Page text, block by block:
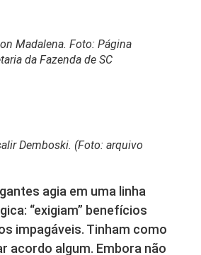
Madalena. Foto: Página
da Fazenda de SC
Demboski. (Foto: arquivo
agia em uma linha
“exigiam” benefícios
impagáveis. Tinham como
acordo algum. Embora não